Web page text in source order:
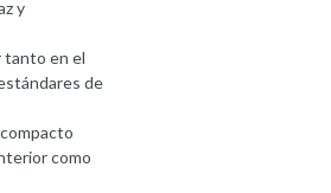
y
tanto en el
de
como